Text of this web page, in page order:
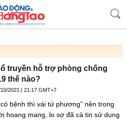
truyền hỗ trợ phòng chống
thế nào?
2021 | 21:17 GMT+7
bệnh thì vái tứ phương” nên trong
hoang mang, lo sợ đã cả tin sử dụng